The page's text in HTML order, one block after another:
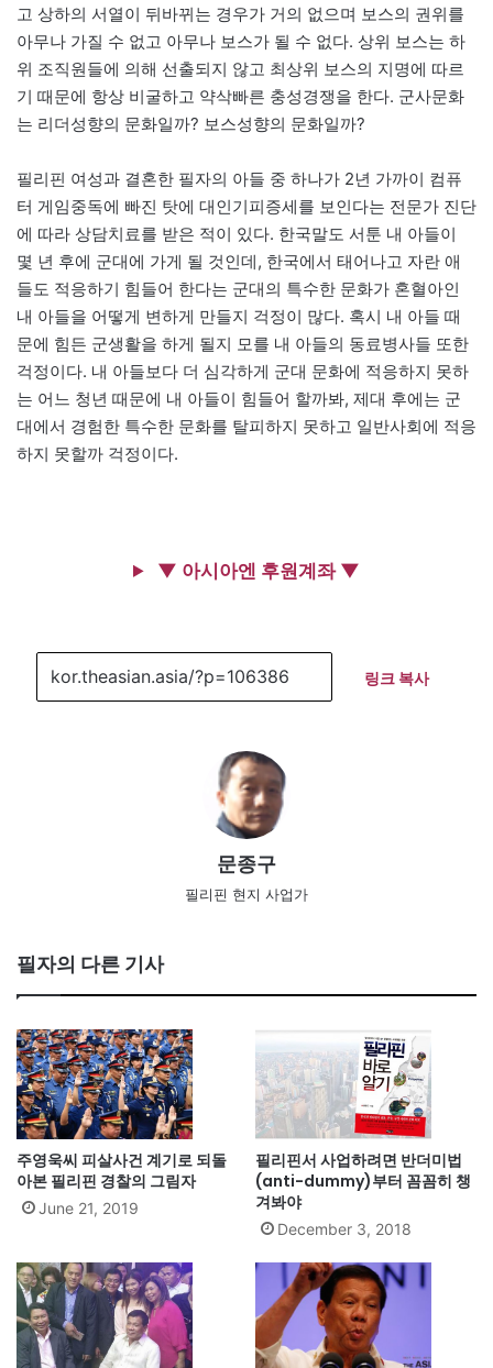
고 상하의 서열이 뒤바뀌는 경우가 거의 없으며 보스의 권위를
아무나 가질 수 없고 아무나 보스가 될 수 없다. 상위 보스는 하
위 조직원들에 의해 선출되지 않고 최상위 보스의 지명에 따르
기 때문에 항상 비굴하고 약삭빠른 충성경쟁을 한다. 군사문화
는 리더성향의 문화일까? 보스성향의 문화일까?
필리핀 여성과 결혼한 필자의 아들 중 하나가 2년 가까이 컴퓨
터 게임중독에 빠진 탓에 대인기피증세를 보인다는 전문가 진단
에 따라 상담치료를 받은 적이 있다. 한국말도 서툰 내 아들이
몇 년 후에 군대에 가게 될 것인데, 한국에서 태어나고 자란 애
들도 적응하기 힘들어 한다는 군대의 특수한 문화가 혼혈아인
내 아들을 어떻게 변하게 만들지 걱정이 많다. 혹시 내 아들 때
문에 힘든 군생활을 하게 될지 모를 내 아들의 동료병사들 또한
걱정이다. 내 아들보다 더 심각하게 군대 문화에 적응하지 못하
는 어느 청년 때문에 내 아들이 힘들어 할까봐, 제대 후에는 군
대에서 경험한 특수한 문화를 탈피하지 못하고 일반사회에 적응
하지 못할까 걱정이다.
▼ 아시아엔 후원계좌 ▼
링크 복사
문종구
필리핀 현지 사업가
필자의 다른 기사
주영욱씨 피살사건 계기로 되돌
아본 필리핀 경찰의 그림자
June 21, 2019
필리핀서 사업하려면 반더미법
(anti-dummy)부터 꼼꼼히 챙
겨봐야
December 3, 2018